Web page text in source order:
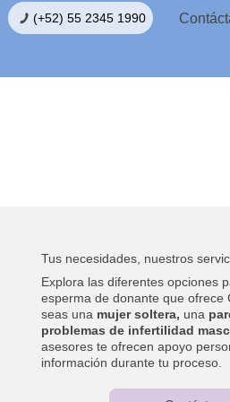
Tus necesidades, nuestros
Explora las diferentes opciones
esperma de donante que ofrece
seas una mujer soltera, una
problemas de infertilidad
asesores te ofrecen apoyo
información durante tu proceso.